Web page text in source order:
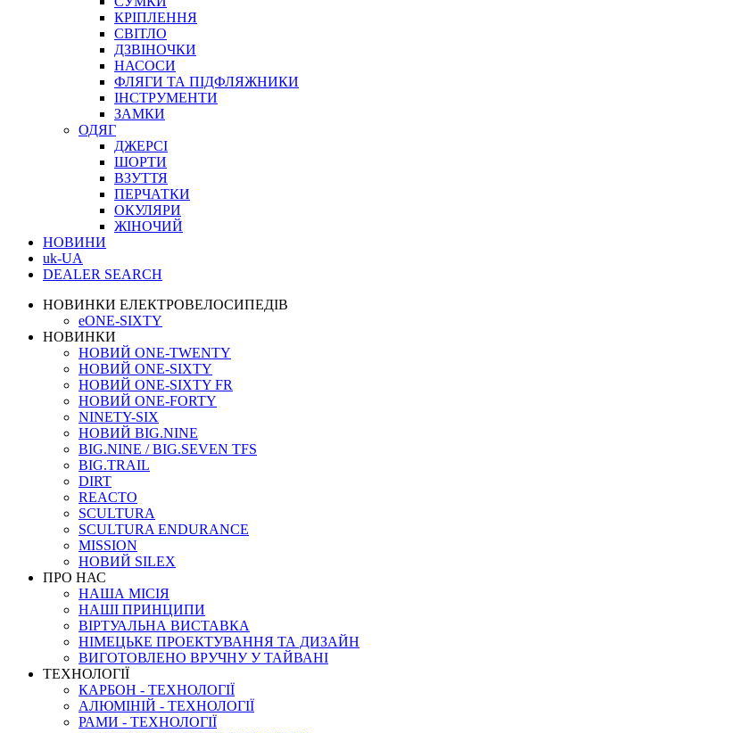
КРІПЛЕННЯ
СВІТЛО
ДЗВІНОЧКИ
НАСОСИ
ФЛЯГИ ТА ПІДФЛЯЖНИКИ
ІНСТРУМЕНТИ
ЗАМКИ
ОДЯГ
ДЖЕРСІ
ШОРТИ
ВЗУТТЯ
ПЕРЧАТКИ
ОКУЛЯРИ
ЖІНОЧИЙ
НОВИНИ
uk-UA
DEALER SEARCH
НОВИНКИ ЕЛЕКТРОВЕЛОСИПЕДІВ
eONE-SIXTY
НОВИНКИ
НОВИЙ ONE-TWENTY
НОВИЙ ONE-SIXTY
НОВИЙ ONE-SIXTY FR
НОВИЙ ONE-FORTY
NINETY-SIX
НОВИЙ BIG.NINE
BIG.NINE / BIG.SEVEN TFS
BIG.TRAIL
DIRT
REACTO
SCULTURA
SCULTURA ENDURANCE
MISSION
НОВИЙ SILEX
ПРО НАС
НАША МICIЯ
НАШI ПРИНЦИПИ
ВIРТУАЛЬНА ВИСТАВКА
НІМЕЦЬКЕ ПРОЕКТУВАННЯ ТА ДИЗАЙН
ВИГОТОВЛЕНО ВРУЧНУ У ТАЙВАНІ
ТЕХНОЛОГІЇ
КАРБОН - ТЕХНОЛОГІЇ
АЛЮМІНІЙ - ТЕХНОЛОГІЇ
РАМИ - ТЕХНОЛОГІЇ